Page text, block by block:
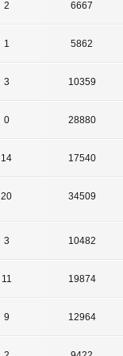
2 6667
1 5862
3 10359
0 28880
14 17540
20 34509
3 10482
11 19874
9 12964